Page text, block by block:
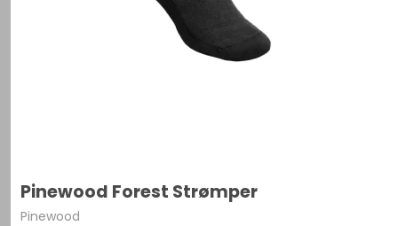
Pinewood Forest Strømper
Pinewood